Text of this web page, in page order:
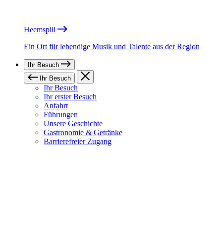
Heemspill
Ein Ort für lebendige Musik und Talente aus der Region
Ihr Besuch
Ihr Besuch
Ihr Besuch
Ihr erster Besuch
Anfahrt
Führungen
Unsere Geschichte
Gastronomie & Getränke
Barrierefreier Zugang